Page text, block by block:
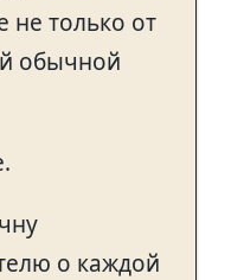
не только от
обычной
о каждой